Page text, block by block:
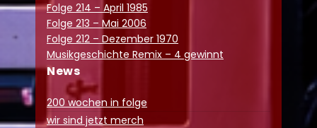
Folge 214 – April 1985
Folge 213 – Mai 2006
Folge 212 – Dezember 1970
Musikgeschichte Remix – 4 gewinnt
News
200 wochen in folge
wir sind jetzt merch